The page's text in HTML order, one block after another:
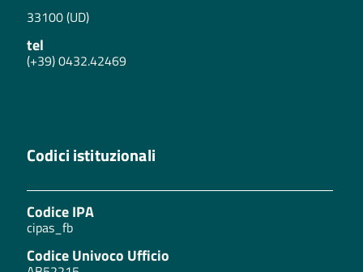
33100 (UD)
tel
(+39) 0432.42469
Codici istituzionali
Codice IPA
cipas_fb
Codice Univoco Ufficio